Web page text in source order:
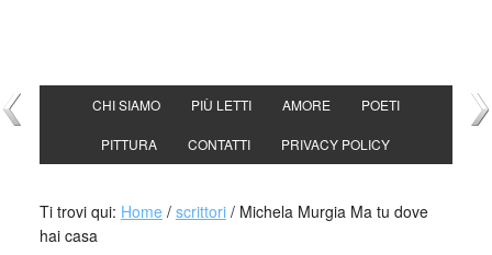
CHI SIAMO PIÙ LETTI AMORE POETI
PITTURA CONTATTI PRIVACY POLICY
Ti trovi qui: Home / scrittori /Michela Murgia Ma tu dove
hai casa